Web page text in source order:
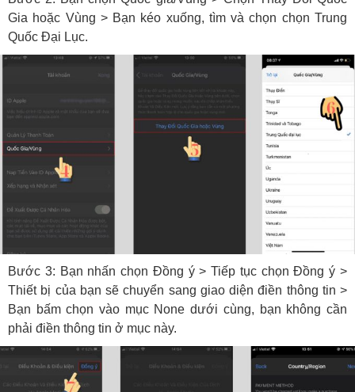
Gia hoặc Vùng > Bạn kéo xuống, tìm và chọn chọn Trung
Quốc Đại Lục.
Bước 3: Bạn nhấn chọn Đồng ý > Tiếp tục chọn Đồng ý >
Thiết bị của bạn sẽ chuyển sang giao diện điền thông tin >
Bạn bấm chọn vào mục None dưới cùng, bạn không cần
phải điền thông tin ở mục này.